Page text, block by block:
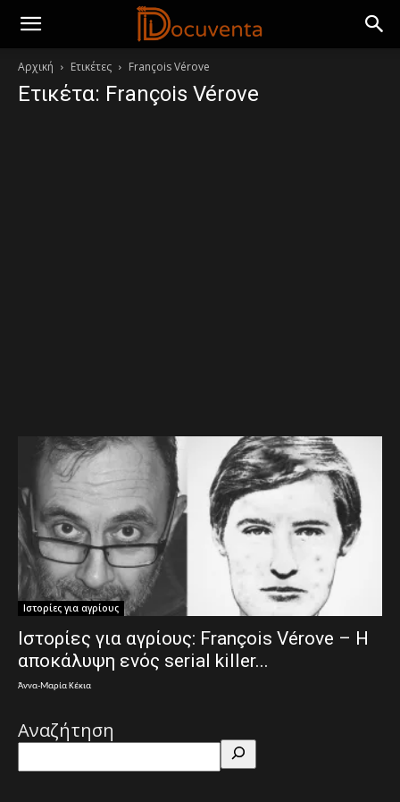
Αρχική Ετικέτες François Vérove
Ετικέτα: François Vérove
Ιστορίες για αγρίους
Ιστορίες για αγρίους: François Vérove – Η
αποκάλυψη ενός serial killer...
Άννα-Μαρία Κέκια
Αναζήτηση